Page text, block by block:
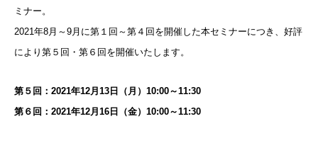
ミナー。
2021年8月～9月に第１回～第４回を開催した本セミナーにつき、好評
により第５回・第６回を開催いたします。
第５回：2021年12月13日（月）10:00～11:30
第６回：2021年12月16日（金）10:00～11:30